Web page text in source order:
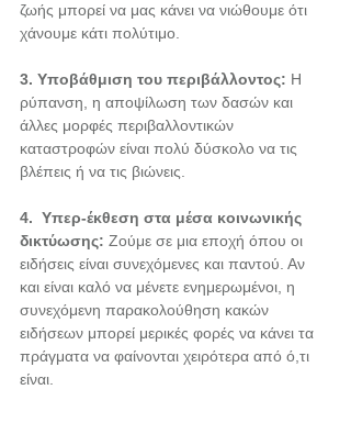
ζωής μπορεί να μας κάνει να νιώθουμε ότι
χάνουμε κάτι πολύτιμο.
3. Υποβάθμιση του περιβάλλοντος: Η
ρύπανση, η αποψίλωση των δασών και
άλλες μορφές περιβαλλοντικών
καταστροφών είναι πολύ δύσκολο να τις
βλέπεις ή να τις βιώνεις.
4.  Υπερ-έκθεση στα μέσα κοινωνικής
δικτύωσης: Ζούμε σε μια εποχή όπου οι
ειδήσεις είναι συνεχόμενες και παντού. Αν
και είναι καλό να μένετε ενημερωμένοι, η
συνεχόμενη παρακολούθηση κακών
ειδήσεων μπορεί μερικές φορές να κάνει τα
πράγματα να φαίνονται χειρότερα από ό,τι
είναι.